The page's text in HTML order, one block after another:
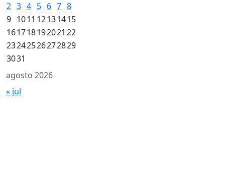
agosto 2026
2 3 4 5 6 7 8
9 1011 12131415
161718192021 22
23242526272829
3031
« jul